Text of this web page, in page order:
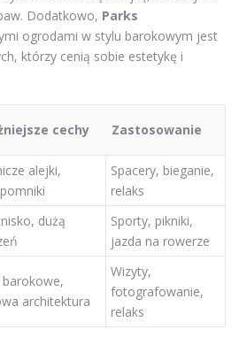
Dodatkowo, Parks
ogrodami w stylu barokowym jest
którzy cenią sobie estetykę i
cechy Zastosowanie
alejki,
Spacery, bieganie,
relaks
dużą
Sporty, pikniki,
jazda na rowerze
architektura
Wizyty,
fotografowanie,
relaks